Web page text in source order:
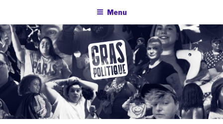
contenu
principal
Menu